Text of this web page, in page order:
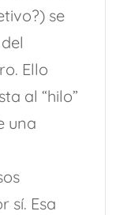
se
Ello
al “hilo”
una
sí. Esa